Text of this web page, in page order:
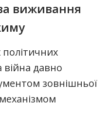
виживання
війна давно
зовнішньої